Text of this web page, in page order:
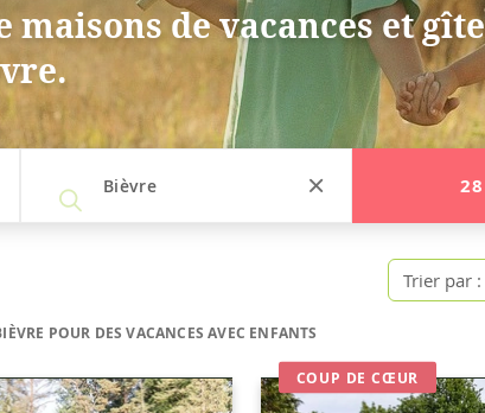
de vacances et
Bièvre
Trier par :
POUR DES VACANCES AVEC ENFANTS